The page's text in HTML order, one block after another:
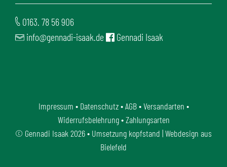
0163. 78 56 906
info@gennadi-isaak.de
Gennadi Isaak
Impressum • Datenschutz•AGB•Versandarten •
Widerrufsbelehrung•Zahlungsarten
© Gennadi Isaak 2026 • Umsetzung kopfstand | Webdesign aus
Bielefeld